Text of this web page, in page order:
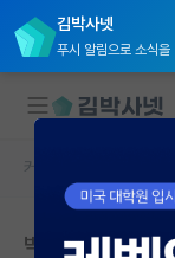
김박사넷
푸시 알림으로 소식을
대학원생 모집
국내대학원 정보
커뮤니티 홈
박사 고민 (여러